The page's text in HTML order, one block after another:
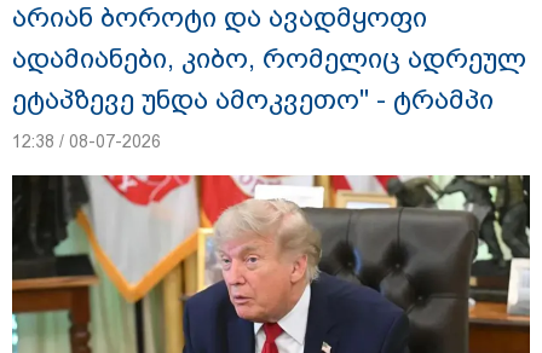
"სანაპირო რაიონებში მოსალოდნელია
წვიმა" - გარემოს ეროვნული სააგენტოს
გაფრთხილება: რომელ რეგიონებში უნდა
ველოდოთ ელჭექს, სეტყვასა და ქარის
არიან ბოროტი და ავადმყოფი
ადამიანები, კიბო, რომელიც ადრეულ
ეტაპზევე უნდა ამოკვეთო" - ტრამპი
12:38 / 08-07-2026